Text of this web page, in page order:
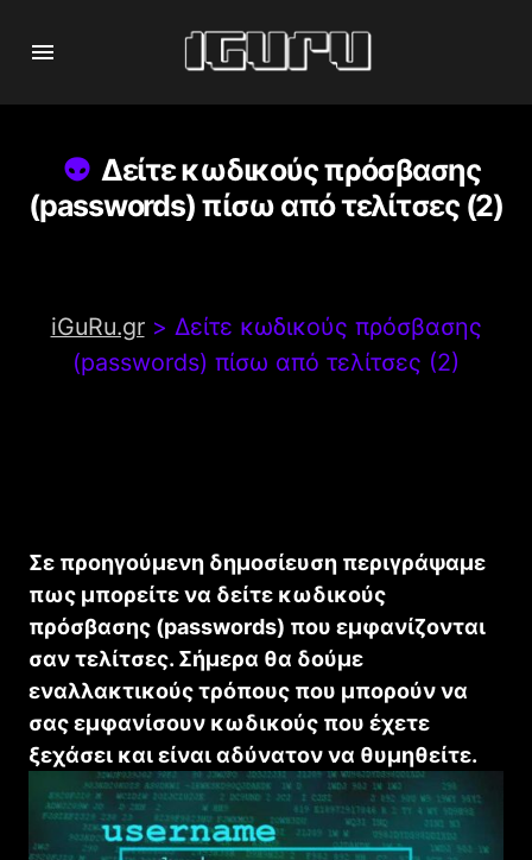
Δείτε κωδικούς πρόσβασης
(passwords) πίσω από τελίτσες (2)
iGuRu.gr> Δείτε κωδικούς πρόσβασης
(passwords) πίσω από τελίτσες (2)
Σε προηγούμενη δημοσίευση περιγράψαμε
πως μπορείτε να δείτε κωδικούς
πρόσβασης (passwords) που εμφανίζονται
σαν τελίτσες. Σήμερα θα δούμε
εναλλακτικούς τρόπους που μπορούν να
σας εμφανίσουν κωδικούς που έχετε
ξεχάσει και είναι αδύνατον να θυμηθείτε.